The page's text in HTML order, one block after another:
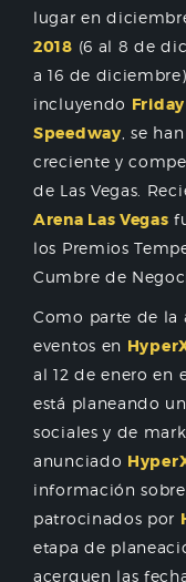
lugar en
2018 (6 al 8 de
a 16 de
incluyendo
Speedway , se
creciente y
de Las Vegas.
Arena Las Vegas
los Premios
Cumbre de
Como parte de la
eventos en
al 12 de enero en
está planeando
sociales y de
anunciado
información
patrocinados por
etapa de
acerquen las